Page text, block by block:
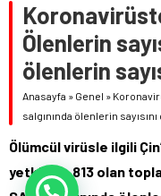
Ölenlerin
ölenlerin
Anasayfa » Genel »
salgınında ölenlerin
Ölümcül virüsle ilgili
yetkililer, 813 olan